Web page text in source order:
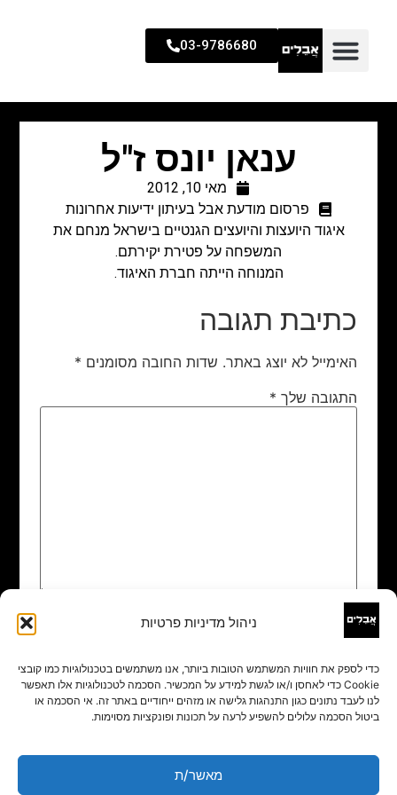
ניהול מדיניות פרטיות
כדי לספק את חוויות המשתמש הטובות ביותר, אנו משתמשים בטכנולוגיות כמו קובצי
Cookie כדי לאחסן ו/או לגשת למידע על המכשיר. הסכמה לטכנולוגיות אלו תאפשר
לנו לעבד נתונים כגון התנהגות גלישה או מזהים ייחודיים באתר זה. אי הסכמה או
ביטול הסכמה עלולים להשפיע לרעה על תכונות ופונקציות מסוימות.
מאשר/ת
03-9786680
ענאן יונס ז"ל
מאי 10, 2012
פרסום מודעת אבל בעיתון ידיעות אחרונות
איגוד היועצות והיועצים הגנטיים בישראל מנחם את
המשפחה על פטירת יקירתם.
המנוחה הייתה חברת האיגוד.
כתיבת תגובה
האימייל לא יוצג באתר. שדות החובה מסומנים *
התגובה שלך *
שם
אימייל*